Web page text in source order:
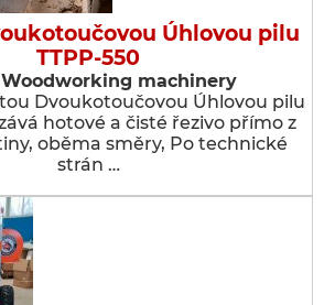
Úhlovou pilu
TTPP-550
Woodworking machinery
Dvoukotoučovou Úhlovou pilu
hotové a čisté řezivo přímo z
oběma směry, Po technické
strán …